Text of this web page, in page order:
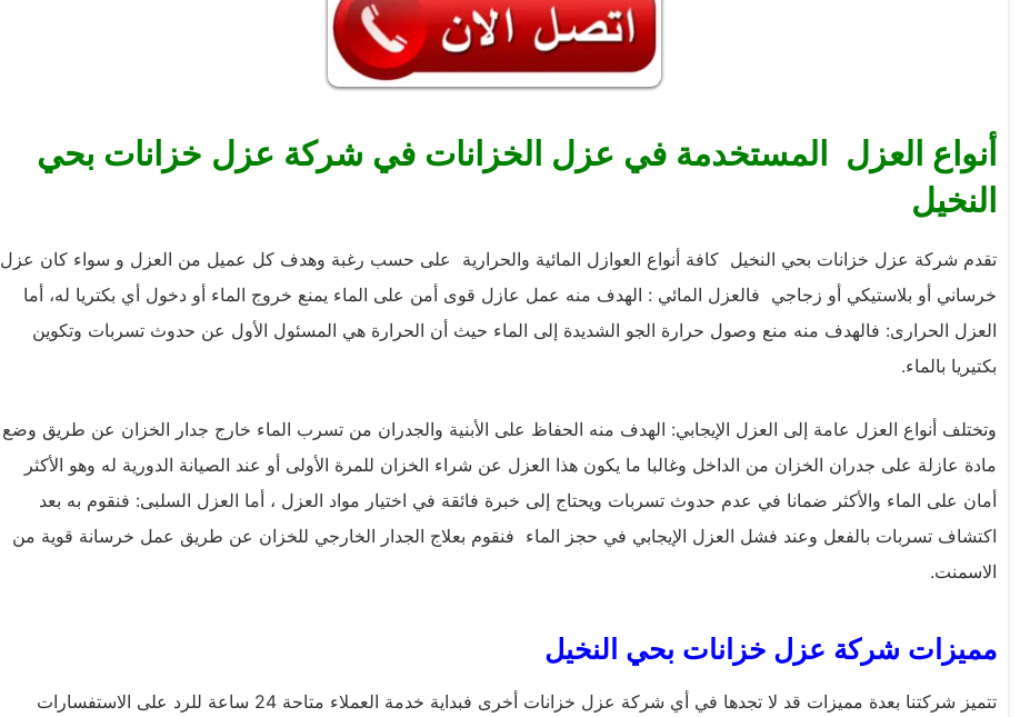
أنواع العزل المستخدمة في عزل الخزانات في شركة عزل خزانات بحي
النخيل
تقدم شركة عزل خزانات بحي النخيل كافة أنواع العوازل المائية والحرارية على حسب رغبة وهدف كل عميل من العزل و سواء كان عزل
خرساني أو بلاستيكي أو زجاجي فالعزل المائي : الهدف منه عمل عازل قوى أمن على الماء يمنع خروج الماء أو دخول أي بكتريا له، أما
العزل الحرارى: فالهدف منه منع وصول حرارة الجو الشديدة إلى الماء حيث أن الحرارة هي المسئول الأول عن حدوث تسربات وتكوين
بكتيريا بالماء.
وتختلف أنواع العزل عامة إلى العزل الإيجابي: الهدف منه الحفاظ على الأبنية والجدران من تسرب الماء خارج جدار الخزان عن طريق وضع
مادة عازلة على جدران الخزان من الداخل وغالبا ما يكون هذا العزل عن شراء الخزان للمرة الأولى أو عند الصيانة الدورية له وهو الأكثر
أمان على الماء والأكثر ضمانا في عدم حدوث تسربات ويحتاج إلى خبرة فائقة في اختيار مواد العزل ، أما العزل السلبى: فنقوم به بعد
اكتشاف تسربات بالفعل وعند فشل العزل الإيجابي في حجز الماء فنقوم بعلاج الجدار الخارجي للخزان عن طريق عمل خرسانة قوية من
الاسمنت.
مميزات شركة عزل خزانات بحي النخيل
تتميز شركتنا بعدة مميزات قد لا تجدها في أي شركة عزل خزانات أخرى فبداية خدمة العملاء متاحة 24 ساعة للرد على الاستفسارات